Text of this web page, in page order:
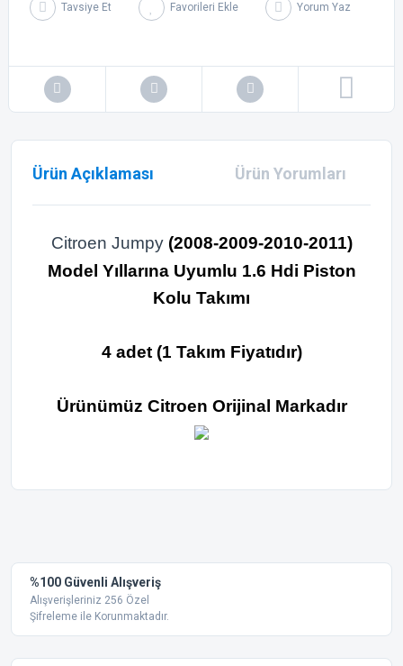
Tavsiye Et Yorum Yaz
Ürün Açıklaması Ürün Yorumları
Citroen Jumpy (2008-2009-2010-2011)
Model Yıllarına Uyumlu 1.6 Hdi Piston
Kolu Takımı
4 adet (1 Takım Fiyatıdır)
Ürünümüz Citroen Orijinal Markadır
Ürün resmi kalitesiz, bozuk veya görüntülenemiyor.
Ürün açıklamasında eksik bilgiler bulunuyor.
%100 Güvenli Alışveriş
Alışverişleriniz 256 Özel
Şifreleme ile Korunmaktadır.